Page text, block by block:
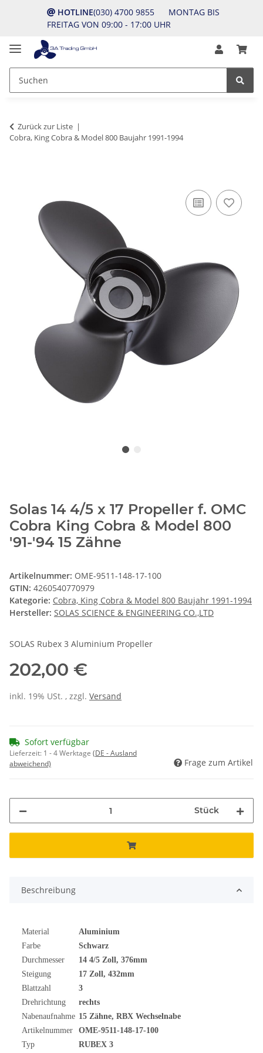
HOTLINE(030) 4700 9855 MONTAG BIS
FREITAG VON 09:00 - 17:00 UHR
Zurück zur Liste
Cobra, King Cobra & Model 800 Baujahr 1991-1994
Solas 14 4/5 x 17 Propeller f. OMC
Cobra King Cobra & Model 800
'91-'94 15 Zähne
Artikelnummer: OME-9511-148-17-100
GTIN: 4260540770979
Kategorie: Cobra, King Cobra & Model 800 Baujahr 1991-1994
Hersteller: SOLAS SCIENCE & ENGINEERING CO.,LTD
SOLAS Rubex 3 Aluminium Propeller
202,00 €
inkl. 19% USt. , zzgl. Versand
Sofort verfügbar
Lieferzeit: 1 - 4 Werktage (DE - Ausland
abweichend)
Frage zum Artikel
Stück
Beschreibung
Material
Aluminium
Farbe
Schwarz
Durchmesser
14 4/5 Zoll, 376mm
Steigung
17 Zoll, 432mm
Blattzahl
3
Drehrichtung
rechts
Nabenaufnahme 15 Zähne, RBX Wechselnabe
Artikelnummer
OME-9511-148-17-100
Typ
RUBEX 3